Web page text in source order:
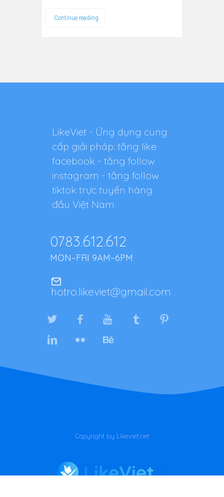
Continue reading
LikeViet - Ứng dụng cung
cấp giải pháp: tăng like
facebook - tăng follow
instagram - tăng follow
tiktok trực tuyến hàng
đầu Việt Nam
0783.612.612
MON–FRI 9AM–6PM
hotro.likeviet@gmail.com
Copyright by Likeviet.net